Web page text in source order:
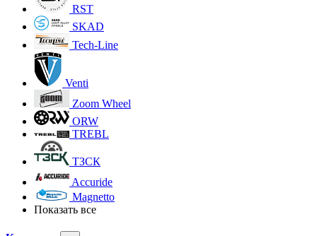
RST
SKAD
Tech-Line
Venti
Zoom Wheel
ORW
TREBL
ТЗСК
Accuride
Magnetto
Показать все